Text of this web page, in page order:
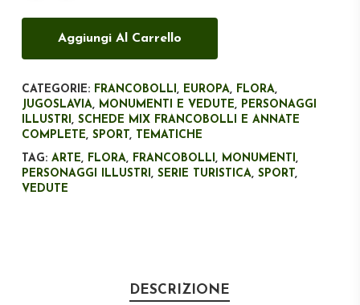
Aggiungi Al Carrello
CATEGORIE: FRANCOBOLLI , EUROPA, FLORA,
JUGOSLAVIA, MONUMENTI E VEDUTE, PERSONAGGI
ILLUSTRI , SCHEDE MIX FRANCOBOLLI E ANNATE
COMPLETE, SPORT ,
TEMATICHE
TAG: ARTE, FLORA, FRANCOBOLLI , MONUMENTI ,
PERSONAGGI ILLUSTRI , SERIE TURISTICA, SPORT ,
VEDUTE
DESCRIZIONE